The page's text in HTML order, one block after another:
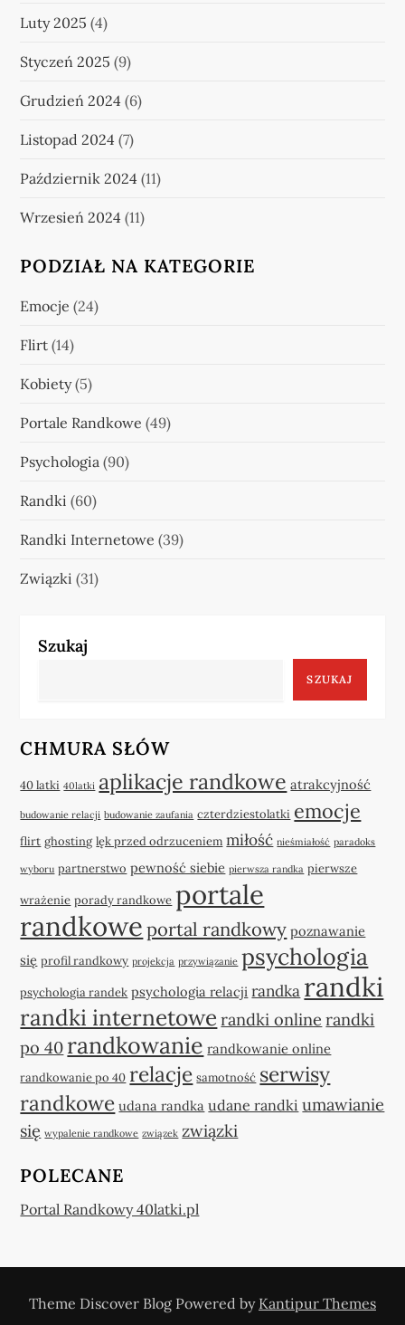
Luty 2025 (4)
Styczeń 2025 (9)
Grudzień 2024 (6)
Listopad 2024 (7)
Październik 2024 (11)
Wrzesień 2024 (11)
PODZIAŁ NA KATEGORIE
Emocje (24)
Flirt (14)
Kobiety(5)
Portale Randkowe (49)
Psychologia (90)
Randki (60)
Randki Internetowe (39)
Związki (31)
Szukaj
SZUKAJ
CHMURA SŁÓW
40 latki 40latki aplikacje randkowe atrakcyjność
budowanie relacji budowanie zaufania czterdziestolatki emocje
flirt ghosting lęk przed odrzuceniem miłość nieśmiałość paradoks
wyboru partnerstwo pewność siebie pierwsza randka pierwsze
wrażenie porady randkowe portale
randkowe portal randkowy poznawanie
się profil randkowy projekcja przywiązanie psychologia
psychologia randek psychologia relacji randka randki
randki internetowe randki online randki
po 40 randkowanie randkowanie online
randkowanie po 40 relacje samotność serwisy
randkowe udana randka udane randki umawianie
się wypalenie randkowe związek związki
POLECANE
Portal Randkowy 40latki.pl
Theme Discover Blog Powered by Kantipur Themes